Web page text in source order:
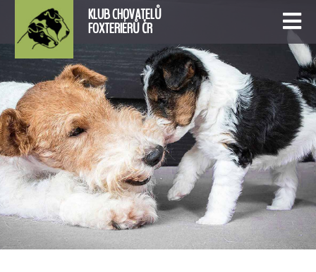
KLUB CHOVATELŮ
FOXTERIÉRŮ ČR